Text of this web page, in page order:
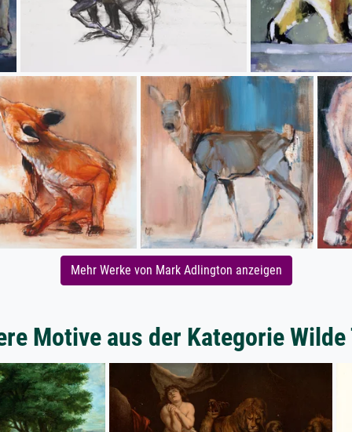
Mehr Werke von Mark Adlington anzeigen
Motive aus der Kategorie Wilde